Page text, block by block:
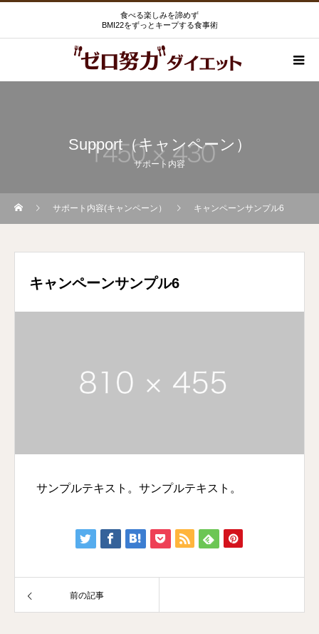
食べる楽しみを諦めず
BMI22をずっとキープする食事術
Support（キャンペーン）
サポート内容
サポート内容(キャンペーン） キャンペーンサンプル6
キャンペーンサンプル6
サンプルテキスト。サンプルテキスト。
前の記事